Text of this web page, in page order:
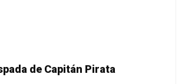
de Capitán Pirata